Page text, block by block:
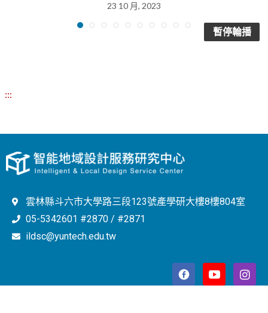
23 10 月, 2023
暫停輪播
:::
雲林縣斗六市大學路三段123號產學研大樓8樓804室
05-5342601 #2870 / #2871
ildsc@yuntech.edu.tw